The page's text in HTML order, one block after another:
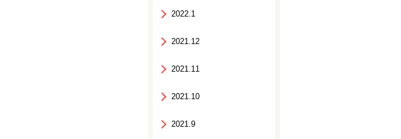
2022.1
2021.12
2021.11
2021.10
2021.9